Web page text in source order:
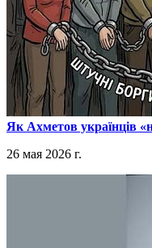
​Як Ахметов українців
26 мая 2026 г.